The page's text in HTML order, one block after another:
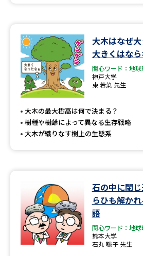
大木はなぜ
大きくはな
関心ワード：地球
神戸大学
東 若菜 先生
大木の最大樹高は何で決まる？
樹種や樹齢によって異なる生存戦略
大木が織りなす樹上の生態系
石の中に閉
らひも解か
語
関心ワード：地球
熊本大学
石丸 聡子 先生